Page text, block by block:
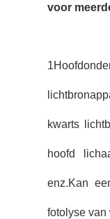
voor
kwarts
hoofd
enz.Kan
fotolyse van